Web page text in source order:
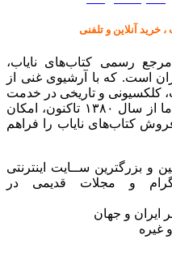
خرید آنلاین و تلفنی
رسمی کتاب‌های نایاب،
است. که با آرشیوی غنی از
کلکسیونی و تاریخی در خدمت
دوست‌داران فرهنگ و ادب هستیم ما از سال ۱۳۸۰ تاکنون، امکان
کتاب‌های نایاب را فراهم
و بزرگترین ســایت اینترنتی
و مجلات قدیمی در
ایران و جهان
غیره